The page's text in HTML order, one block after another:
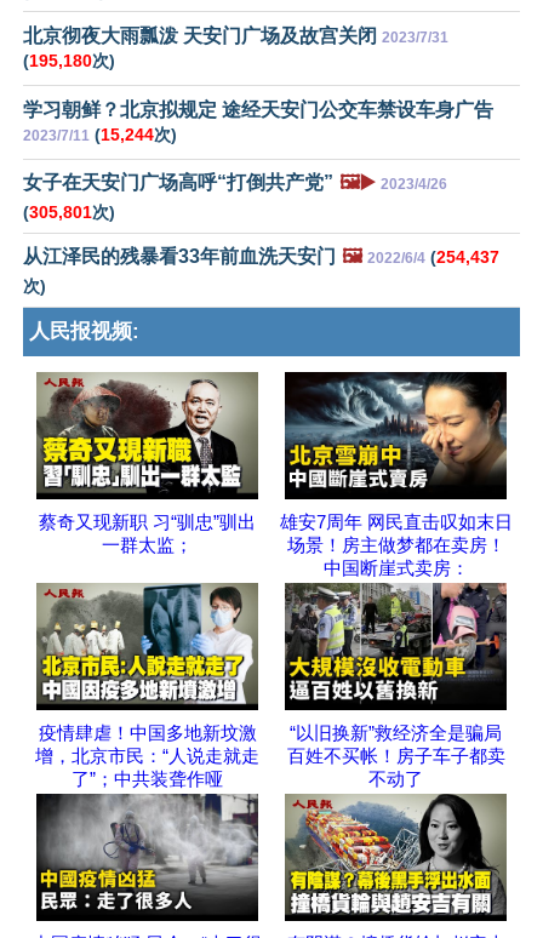
北京彻夜大雨瓢泼 天安门广场及故宫关闭 2023/7/31
(195,180次)
学习朝鲜？北京拟规定 途经天安门公交车禁设车身广告
2023/7/11 (15,244次)
女子在天安门广场高呼“打倒共产党” 🖼️▶️ 2023/4/26
(305,801次)
从江泽民的残暴看33年前血洗天安门 🖼️ 2022/6/4 (254,437
次)
人民报视频:
蔡奇又现新职 习“驯忠”驯出
一群太监；
雄安7周年 网民直击叹如末日
场景！房主做梦都在卖房！
中国断崖式卖房：
疫情肆虐！中国多地新坟激
增，北京市民：“人说走就走
了”；中共装聋作哑
“以旧换新”救经济全是骗局
百姓不买帐！房子车子都卖
不动了